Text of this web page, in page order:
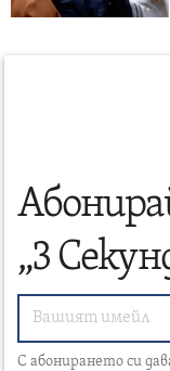
„3
С абонирането си